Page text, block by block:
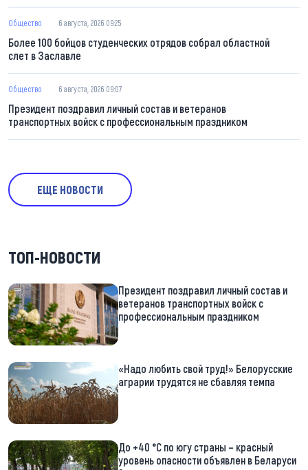
Общество 6 августа, 2026 09:25
Более 100 бойцов студенческих отрядов собрал областной
слет в Заславле
Общество 6 августа, 2026 09:07
Президент поздравил личный состав и ветеранов
транспортных войск с профессиональным праздником
ЕЩЕ НОВОСТИ
ТОП-НОВОСТИ
Президент поздравил личный состав и
ветеранов транспортных войск с
профессиональным праздником
«Надо любить свой труд!» Белорусские
аграрии трудятся не сбавляя темпа
До +40 °С по югу страны – красный
уровень опасности объявлен в Беларуси